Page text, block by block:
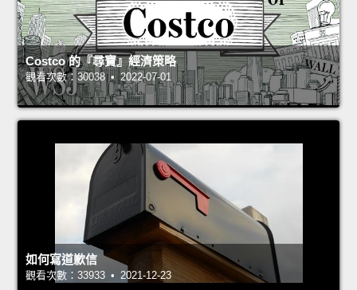
Costco 的『尋寶』經濟策略
觀看次數：30038 • 2022-07-01
如何寫道歉信
觀看次數：33933 • 2021-12-23